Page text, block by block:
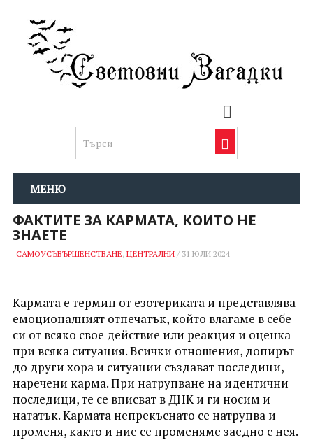
МЕНЮ
ФАКТИТЕ ЗА КАРМАТА, КОИТО НЕ
ЗНАЕТЕ
САМОУСЪВЪРШЕНСТВАНЕ, ЦЕНТРАЛНИ/ 31 ЮЛИ 2024
Кармата е термин от езотериката и представлява
емоционалният отпечатък, който влагаме в себе
си от всяко свое действие или реакция и оценка
при всяка ситуация. Всички отношения, допирът
до други хора и ситуации създават последици,
наречени карма. При натрупване на идентични
последици, те се вписват в ДНК и ги носим и
нататък. Кармата непрекъснато се натрупва и
променя, както и ние се променяме заедно с нея.